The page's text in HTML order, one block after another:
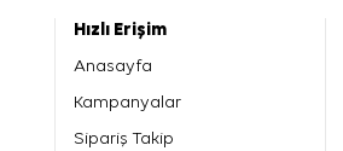
Hızlı Erişim
Anasayfa
Kampanyalar
Sipariş Takip